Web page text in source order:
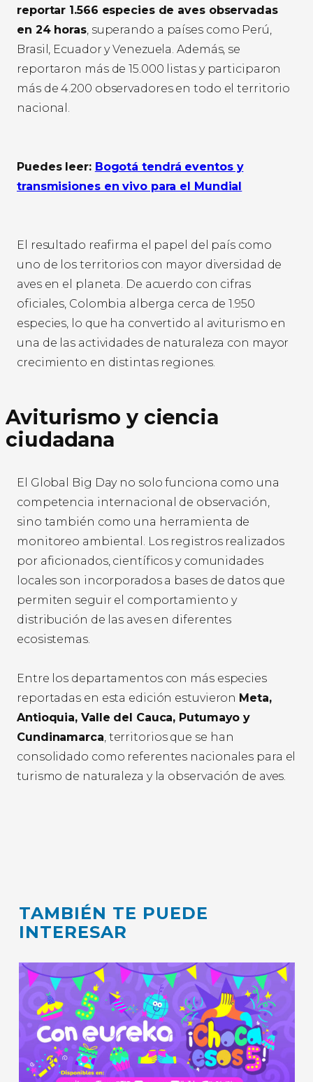
reportar 1.566 especies de aves observadas
en 24 horas, superando a países como Perú,
Brasil, Ecuador y Venezuela. Además, se
reportaron más de 15.000 listas y participaron
más de 4.200 observadores en todo el territorio
nacional.
Puedes leer: Bogotá tendrá eventos y
transmisiones en vivo para el Mundial
El resultado reafirma el papel del país como
uno de los territorios con mayor diversidad de
aves en el planeta. De acuerdo con cifras
oficiales, Colombia alberga cerca de 1.950
especies, lo que ha convertido al aviturismo en
una de las actividades de naturaleza con mayor
crecimiento en distintas regiones.
Aviturismo y ciencia
ciudadana
El Global Big Day no solo funciona como una
competencia internacional de observación,
sino también como una herramienta de
monitoreo ambiental. Los registros realizados
por aficionados, científicos y comunidades
locales son incorporados a bases de datos que
permiten seguir el comportamiento y
distribución de las aves en diferentes
ecosistemas.
Entre los departamentos con más especies
reportadas en esta edición estuvieron Meta,
Antioquia, Valle del Cauca, Putumayo y
Cundinamarca, territorios que se han
consolidado como referentes nacionales para el
turismo de naturaleza y la observación de aves.
TAMBIÉN TE PUEDE
INTERESAR